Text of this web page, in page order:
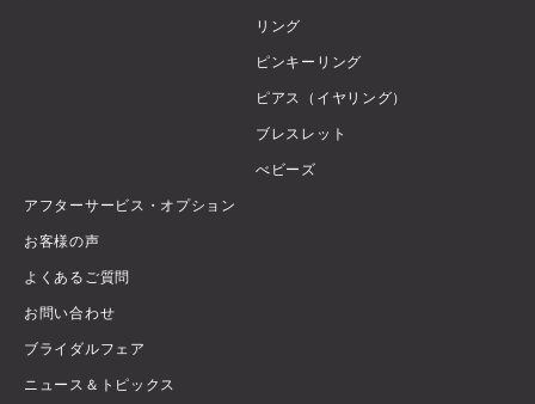
リング
ピンキーリング
ピアス（イヤリング）
ブレスレット
べビーズ
アフターサービス・オプション
お客様の声
よくあるご質問
お問い合わせ
ブライダルフェア
ニュース＆トピックス